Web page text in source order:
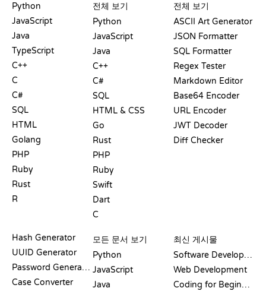
Python
JavaScript
Java
TypeScript
C++
C
C#
SQL
HTML
Golang
PHP
Ruby
Rust
R
전체 보기
Python
JavaScript
Java
C++
C#
SQL
HTML & CSS
Go
Rust
PHP
Ruby
Swift
Dart
C
전체 보기
ASCII Art Generator
JSON Formatter
SQL Formatter
Regex Tester
Markdown Editor
Base64 Encoder
URL Encoder
JWT Decoder
Diff Checker
Hash Generator
UUID Generator
Password Generator
Case Converter
모든 문서 보기
Python
JavaScript
Java
최신 게시물
Software Development
Web Development
Coding for Beginners